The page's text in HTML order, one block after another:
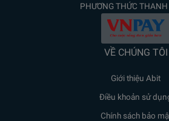
PHƯƠNG THỨC
VỀ CHÚNG TÔI
Giới thiệu Abit
Điều khoản sử
Chính sách bảo